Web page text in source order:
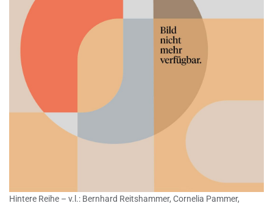
Hintere Reihe – v.l.: Bernhard Reitshammer, Cornelia Pammer,